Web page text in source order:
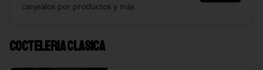
canjealos por productos y más
Cocteleria Clasica